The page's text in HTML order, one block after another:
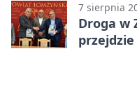
7 sierpnia
Droga w